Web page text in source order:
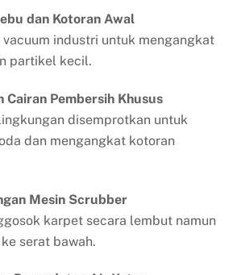
dan Kotoran Awal
vacuum industri untuk mengangkat
partikel kecil.
Cairan Pembersih Khusus
disemprotkan untuk
dan mengangkat kotoran
Mesin Scrubber
karpet secara lembut namun
serat bawah.